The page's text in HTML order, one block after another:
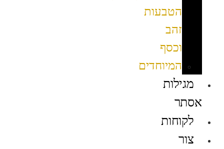
הטבעות
זהב
וכסף
המיוחדים
מגילות
אסתר
לקוחות
צור